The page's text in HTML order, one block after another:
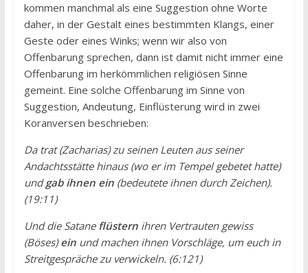
kommen manchmal als eine Suggestion ohne Worte
daher, in der Gestalt eines bestimmten Klangs, einer
Geste oder eines Winks; wenn wir also von
Offenbarung sprechen, dann ist damit nicht immer eine
Offenbarung im herkömmlichen religiösen Sinne
gemeint. Eine solche Offenbarung im Sinne von
Suggestion, Andeutung, Einflüsterung wird in zwei
Koranversen beschrieben:
Da trat (Zacharias) zu seinen Leuten aus seiner
Andachtsstätte hinaus (wo er im Tempel gebetet hatte)
undgab ihnen ein(bedeutete ihnen durch Zeichen).
(19:11)
Und die Satane flüsternihren Vertrauten gewiss
(Böses)einund machen ihnen Vorschläge, um euch in
Streitgespräche zu verwickeln. (6:121)